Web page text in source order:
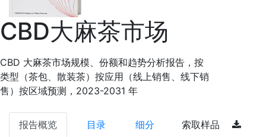
CBD大麻茶市场
CBD 大麻茶市场规模、份额和趋势分析报告，按
类型（茶包、散装茶）按应用（线上销售、线下销
售）按区域预测，2023-2031 年
报告概览 目录 细分 索取样品